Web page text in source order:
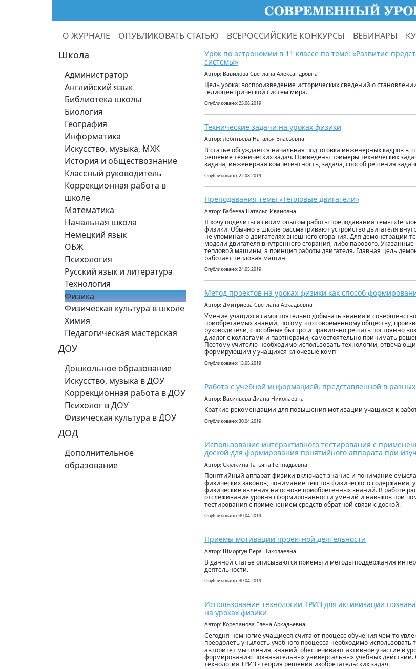
О ЖУРНАЛЕ ОПУБЛИКОВАТЬ СТАТЬЮ ВСЕРОССИЙСКИЕ КОНКУРСЫ ВЕБИНАРЫ
Школа
Администратор
Английский язык
Библиотека школы
Биология
География
Информатика
Искусство, музыка, МХК
История и обществознание
Классный руководитель
Коррекционная работа в
школе
Математика
Начальная школа
Немецкий язык
ОБЖ
Психология
Русский язык и литература
Технология
Физика
Физическая культура в школе
Химия
Педагогическая мастерская
ДОУ
Дошкольное образование
Искусство, музыка в ДОУ
Коррекционная работа в ДОУ
Психолог в ДОУ
Физическая культура в ДОУ
ДОД
Дополнительное
образование
Урок по астрономии в 11 классе по теме: «Развитие
системы»
Автор: Вавилова Светлана Александровна
Цель урока: воспроизведение исторических сведений о
гелиоцентрической систем мира.
Опубликовано: 25.08.2019
Технические задачи на уроках физики
Автор: Леонтьева Наталья Власьевна
В статье обсуждается начальная подготовка инженерных кадров в
решение технических задач. Приведены примеры технических
задача, инженерная компетентность, задача, способ решения
Опубликовано: 22.08.2019
Преподавания темы «Тепловые двигатели»
Автор: Бабеева Наталья Ивановна
Я хочу поделиться своим опытом работы преподавания темы
физики. Обычно в школе рассматривают устройство двигателя
не упоминая о двигателях внешнего сгорания. Для демонстрации
модели двигателя внутреннего сгорания, либо парового.
тепловой машины, а принцип работы двигателя. Главная цель
работает тепловая машин
Опубликовано: 24.05.2019
Метод проектов на уроках физики как способ
Автор: Дмитриева Светлана Аркадьевна
Умение учащихся самостоятельно добывать знания и
приобретаемых знаний, потому что современному обществу,
руководители, способные быстро и правильно решать постоянно
диалог с коллегами и партнерами, самостоятельно принимать
Поэтому учителю необходимо использовать технологии,
формирующим у учащихся ключевые комп
Опубликовано: 13.05.2019
Работа с учебной информацией, представленной в
Автор: Васильева Диана Николаевна
Краткие рекомендации для повышения мотивации учащихся к
Опубликовано: 30.04.2019
Использование интерактивного тестирования с
доской для формирования понятийного аппарата при
Автор: Скулкина Татьяна Геннадьевна
Понятийный аппарат физики включает знание и понимание
физических законов, понимание текстов физического содержания,
физические явления на основе приобретенных знаний. В работе
отслеживание уровня сформированности умений и навыков при
тестирования с применением средств обратной связи с доской.
Опубликовано: 30.04.2019
Приемы мотивации проектной деятельности
Автор: Шморгун Вера Николаевна
В данной статье описываются приемы и методы поддержания
деятельности.
Опубликовано: 30.04.2019
Использование технологии ТРИЗ для активизации
на уроках физики
Автор: Корепанова Елена Аркадьевна
Сегодня немногие учащиеся считают процесс обучения чем-то
преодолеть унылость учебного процесса необходимо
авторитет мышления, знаний, обеспечивают активное участие в
формированию познавательных универсальных учебных действий.
технология ТРИЗ - теория решения изобретательских задач.